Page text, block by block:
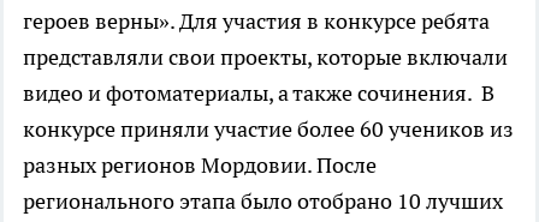
героев верны». Для участия в конкурсе ребята
представляли свои проекты, которые включали
видео и фотоматериалы, а также сочинения. В
конкурсе приняли участие более 60 учеников из
разных регионов Мордовии. После
регионального этапа было отобрано 10 лучших